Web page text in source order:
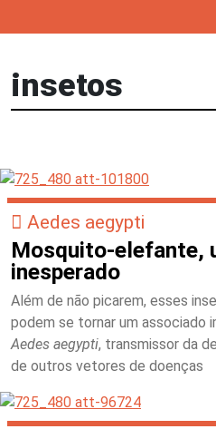
insetos
Aedes aegypti
Mosquito-elefante,
inesperado
Além de não picarem, esses
podem se tornar um associado
Aedes aegypti, transmissor da
de outros vetores de doenças